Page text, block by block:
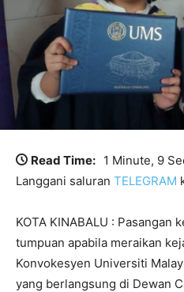
Read Time: 1 Minute, 9
Langgani saluran TELEGRAM
KOTA KINABALU : Pasangan
tumpuan apabila meraikan
Konvokesyen Universiti
yang berlangsung di Dewan